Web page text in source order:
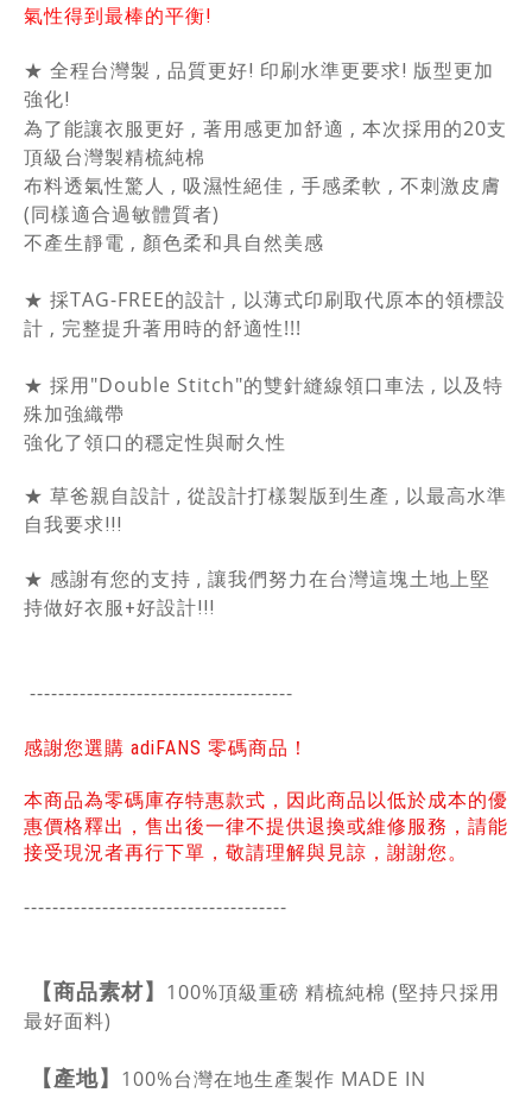
氣性得到最棒的平衡!
★ 全程台灣製 , 品質更好! 印刷水準更要求! 版型更加
強化!
為了能讓衣服更好 , 著用感更加舒適 , 本次採用的20支
頂級台灣製精梳純棉
布料透氣性驚人 , 吸濕性絕佳 , 手感柔軟 , 不刺激皮膚
(同樣適合過敏體質者)
不產生靜電 , 顏色柔和具自然美感
★ 採TAG-FREE的設計 , 以薄式印刷取代原本的領標設
計 , 完整提升著用時的舒適性!!!
★ 採用"Double Stitch"的雙針縫線領口車法 , 以及特
殊加強織帶
強化了領口的穩定性與耐久性
★ 草爸親自設計 , 從設計打樣製版到生產 , 以最高水準
自我要求!!!
★ 感謝有您的支持 , 讓我們努力在台灣這塊土地上堅
持做好衣服+好設計!!!
-------------------------------------
感謝您選購 adiFANS 零碼商品！
本商品為零碼庫存特惠款式，因此商品以低於成本的優
惠價格釋出，售出後一律不提供退換或維修服務，請能
接受現況者再行下單，敬請理解與見諒，謝謝您。
-------------------------------------
【商品素材】 100%頂級重磅 精梳純棉 (堅持只採用
最好面料)
【產地】 100%台灣在地生產製作 MADE IN